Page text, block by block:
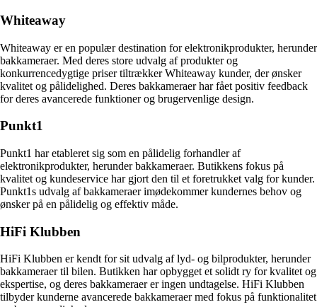
Whiteaway
Whiteaway er en populær destination for elektronikprodukter, herunder
bakkameraer. Med deres store udvalg af produkter og
konkurrencedygtige priser tiltrækker Whiteaway kunder, der ønsker
kvalitet og pålidelighed. Deres bakkameraer har fået positiv feedback
for deres avancerede funktioner og brugervenlige design.
Punkt1
Punkt1 har etableret sig som en pålidelig forhandler af
elektronikprodukter, herunder bakkameraer. Butikkens fokus på
kvalitet og kundeservice har gjort den til et foretrukket valg for kunder.
Punkt1s udvalg af bakkameraer imødekommer kundernes behov og
ønsker på en pålidelig og effektiv måde.
HiFi Klubben
HiFi Klubben er kendt for sit udvalg af lyd- og bilprodukter, herunder
bakkameraer til bilen. Butikken har opbygget et solidt ry for kvalitet og
ekspertise, og deres bakkameraer er ingen undtagelse. HiFi Klubben
tilbyder kunderne avancerede bakkameraer med fokus på funktionalitet